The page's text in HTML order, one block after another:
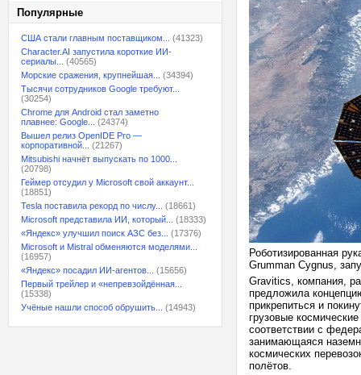
Популярные
США стали главным поставщиком...
(41323)
Character.AI запустила короткие ИИ-
сериалы...
(40565)
Морские сражения, крупнейшая...
(34394)
Тысячи сотрудников Google требуют...
(30254)
Chrome для Android стал заметно
плавнее: Google...
(24374)
Вышел релиз OpenIDE Pro —
корпоративной...
(21267)
Mitsubishi начнёт выпускать по 1000...
(20798)
Геймер отсудил у Microsoft свой аккаунт...
(18851)
Tesla поставила рекорд по числу...
(18661)
Microsoft представила ИИ, который...
(18333)
«Яндекс» улучшил поиск АЗС без...
(17376)
Microsoft и Mistral обменяются моделями...
(16957)
«Яндекс» посадил ИИ-агентов...
(15656)
Первый трейлер и «непревзойдённая...
(15338)
Учёные нашли способ обрушить...
(14943)
Роботизированная
Grumman Cygnus,
Gravitics, компания,
предложила
прикрепиться и
грузовые
соответствии с
занимающаяся
космических
полётов.